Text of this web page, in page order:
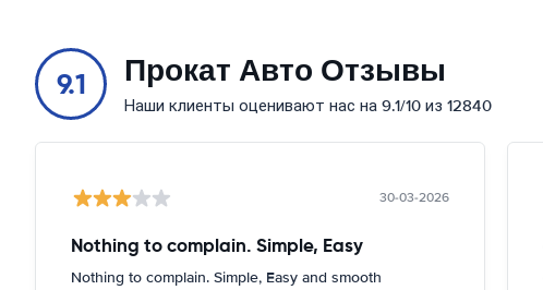
9.1 Прокат Авто Отзывы
Наши клиенты оценивают нас на 9.1/10 из 12840
30-03-2026
Nothing to complain. Simple, Easy
Nothing to complain. Simple, Easy and smooth